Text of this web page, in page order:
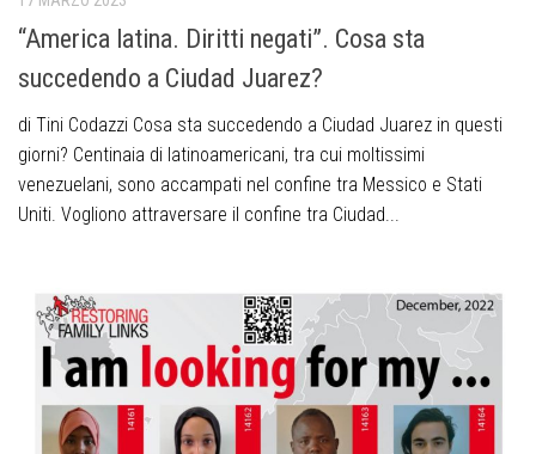
“America latina. Diritti negati”. Cosa sta
succedendo a Ciudad Juarez?
di Tini Codazzi Cosa sta succedendo a Ciudad Juarez in questi
giorni? Centinaia di latinoamericani, tra cui moltissimi
venezuelani, sono accampati nel confine tra Messico e Stati
Uniti. Vogliono attraversare il confine tra Ciudad...